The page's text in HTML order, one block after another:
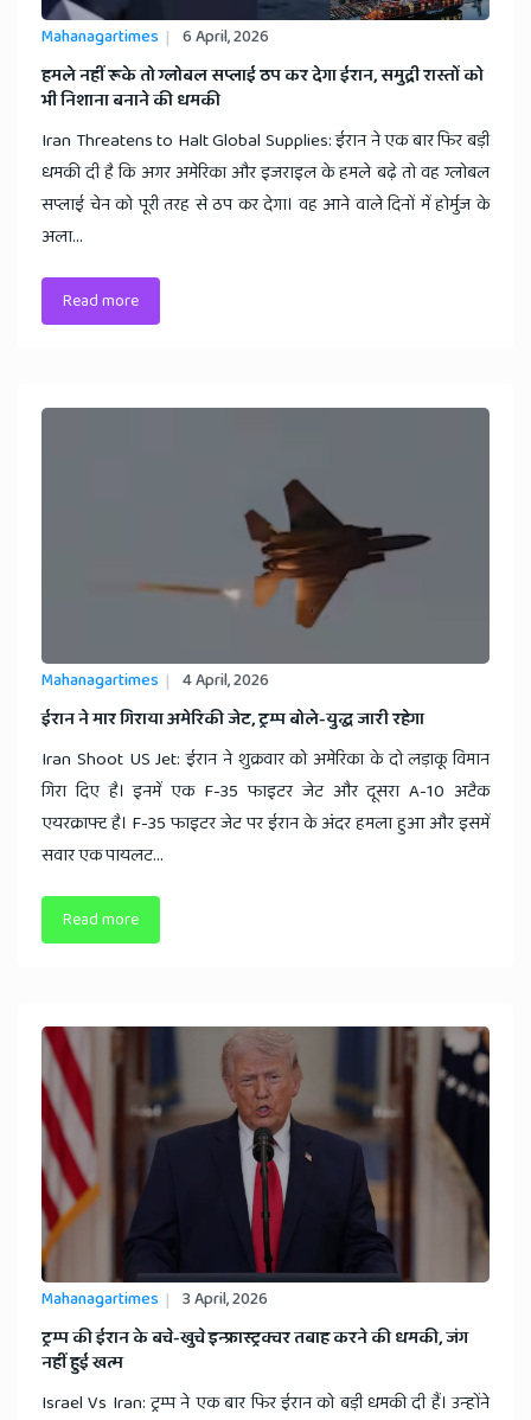
Mahanagartimes 6 April, 2026
​हमले नहीं रूके तो ग्लोबल सप्लाई ठप कर देगा ईरान, समुद्री रास्तों को
भी निशाना बनाने की धमकी
Iran Threatens to Halt Global Supplies: ईरान ने एक बार फिर बड़ी
धमकी दी है कि अगर अमेरिका और इजराइल के हमले बढ़े तो वह ग्लोबल
सप्लाई चेन को पूरी तरह से ठप कर देगा। वह आने वाले दिनों में होर्मुज के
अला...
Read more
Mahanagartimes 4 April, 2026
​ईरान ने मार गिराया अमेरिकी जेट, ट्रम्प बोले-युद्ध जारी रहेगा
Iran Shoot US Jet: ईरान ने शुक्रवार को अमेरिका के दो लड़ाकू विमान
गिरा दिए है। इनमें एक F-35 फाइटर जेट और दूसरा A-10 अटैक
एयरक्राफ्ट है। F-35 फाइटर जेट पर ईरान के अंदर हमला हुआ और इसमें
सवार एक पायलट...
Read more
Mahanagartimes 3 April, 2026
​ट्रम्प की ईरान के बचे-खुचे इन्फ्रास्ट्रक्चर तबाह करने की धमकी, जंग
नहीं हुई खत्म
Israel Vs Iran: ट्रम्प ने एक बार फिर ईरान को बड़ी धमकी दी हैं। उन्होंने